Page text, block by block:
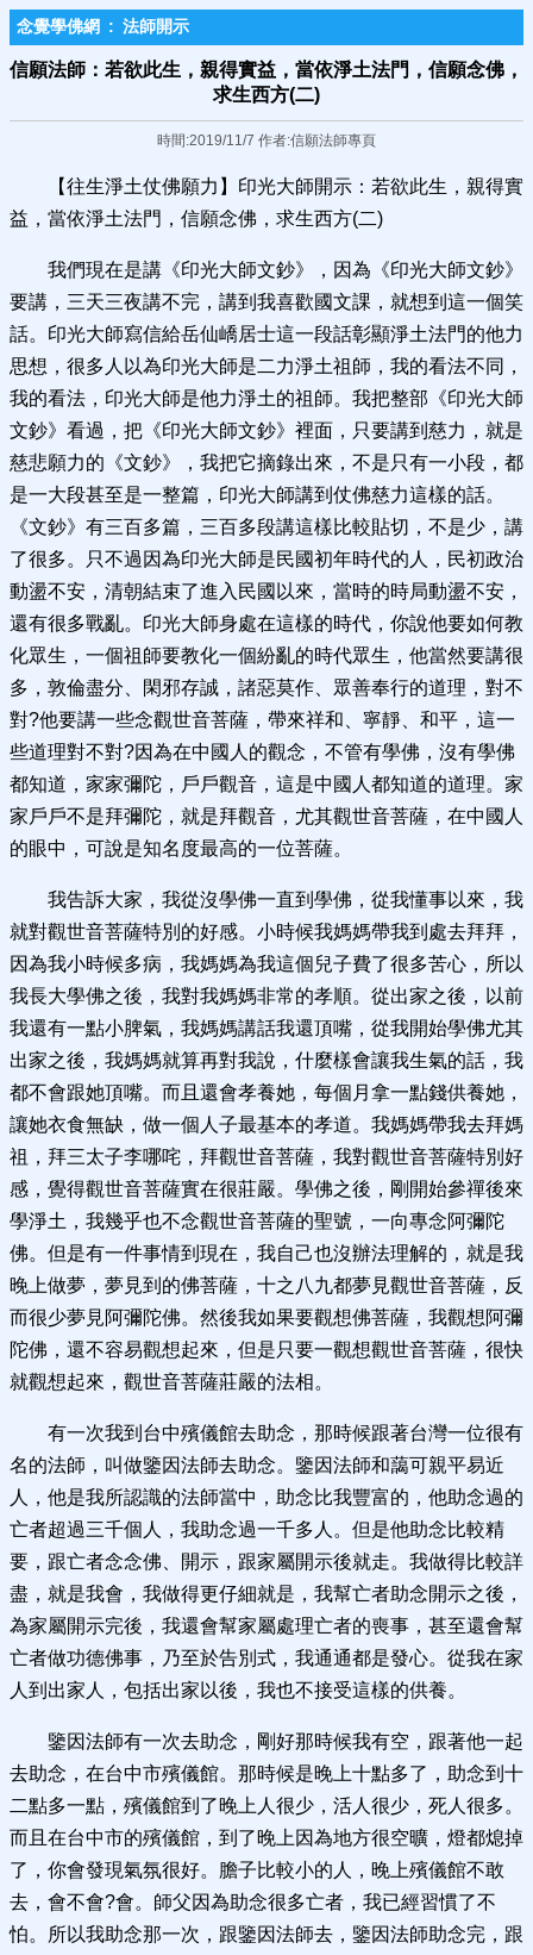
念覺學佛網 : 法師開示
信願法師：若欲此生，親得實益，當依淨土法門，信願念佛，
求生西方(二)
時間:2019/11/7 作者:信願法師專頁
【往生淨土仗佛願力】印光大師開示：若欲此生，親得實
益，當依淨土法門，信願念佛，求生西方(二)
我們現在是講《印光大師文鈔》，因為《印光大師文鈔》
要講，三天三夜講不完，講到我喜歡國文課，就想到這一個笑
話。印光大師寫信給岳仙嶠居士這一段話彰顯淨土法門的他力
思想，很多人以為印光大師是二力淨土祖師，我的看法不同，
我的看法，印光大師是他力淨土的祖師。我把整部《印光大師
文鈔》看過，把《印光大師文鈔》裡面，只要講到慈力，就是
慈悲願力的《文鈔》，我把它摘錄出來，不是只有一小段，都
是一大段甚至是一整篇，印光大師講到仗佛慈力這樣的話。
《文鈔》有三百多篇，三百多段講這樣比較貼切，不是少，講
了很多。只不過因為印光大師是民國初年時代的人，民初政治
動盪不安，清朝結束了進入民國以來，當時的時局動盪不安，
還有很多戰亂。印光大師身處在這樣的時代，你說他要如何教
化眾生，一個祖師要教化一個紛亂的時代眾生，他當然要講很
多，敦倫盡分、閑邪存誠，諸惡莫作、眾善奉行的道理，對不
對?他要講一些念觀世音菩薩，帶來祥和、寧靜、和平，這一
些道理對不對?因為在中國人的觀念，不管有學佛，沒有學佛
都知道，家家彌陀，戶戶觀音，這是中國人都知道的道理。家
家戶戶不是拜彌陀，就是拜觀音，尤其觀世音菩薩，在中國人
的眼中，可說是知名度最高的一位菩薩。
我告訴大家，我從沒學佛一直到學佛，從我懂事以來，我
就對觀世音菩薩特別的好感。小時候我媽媽帶我到處去拜拜，
因為我小時候多病，我媽媽為我這個兒子費了很多苦心，所以
我長大學佛之後，我對我媽媽非常的孝順。從出家之後，以前
我還有一點小脾氣，我媽媽講話我還頂嘴，從我開始學佛尤其
出家之後，我媽媽就算再對我說，什麼樣會讓我生氣的話，我
都不會跟她頂嘴。而且還會孝養她，每個月拿一點錢供養她，
讓她衣食無缺，做一個人子最基本的孝道。我媽媽帶我去拜媽
祖，拜三太子李哪咤，拜觀世音菩薩，我對觀世音菩薩特別好
感，覺得觀世音菩薩實在很莊嚴。學佛之後，剛開始參禪後來
學淨土，我幾乎也不念觀世音菩薩的聖號，一向專念阿彌陀
佛。但是有一件事情到現在，我自己也沒辦法理解的，就是我
晚上做夢，夢見到的佛菩薩，十之八九都夢見觀世音菩薩，反
而很少夢見阿彌陀佛。然後我如果要觀想佛菩薩，我觀想阿彌
陀佛，還不容易觀想起來，但是只要一觀想觀世音菩薩，很快
就觀想起來，觀世音菩薩莊嚴的法相。
有一次我到台中殯儀館去助念，那時候跟著台灣一位很有
名的法師，叫做鑒因法師去助念。鑒因法師和藹可親平易近
人，他是我所認識的法師當中，助念比我豐富的，他助念過的
亡者超過三千個人，我助念過一千多人。但是他助念比較精
要，跟亡者念念佛、開示，跟家屬開示後就走。我做得比較詳
盡，就是我會，我做得更仔細就是，我幫亡者助念開示之後，
為家屬開示完後，我還會幫家屬處理亡者的喪事，甚至還會幫
亡者做功德佛事，乃至於告別式，我通通都是發心。從我在家
人到出家人，包括出家以後，我也不接受這樣的供養。
鑒因法師有一次去助念，剛好那時候我有空，跟著他一起
去助念，在台中市殯儀館。那時候是晚上十點多了，助念到十
二點多一點，殯儀館到了晚上人很少，活人很少，死人很多。
而且在台中市的殯儀館，到了晚上因為地方很空曠，燈都熄掉
了，你會發現氣氛很好。膽子比較小的人，晚上殯儀館不敢
去，會不會?會。師父因為助念很多亡者，我已經習慣了不
怕。所以我助念那一次，跟鑒因法師去，鑒因法師助念完，跟